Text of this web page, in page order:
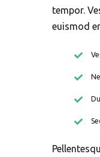
tempor.
euismod